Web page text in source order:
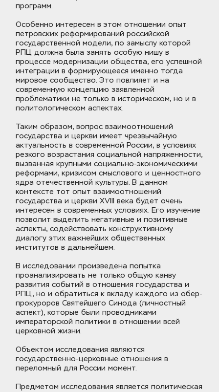
программ.
Особенно интересен в этом отношении опыт
петровских реформирований российской
государственной модели, по замыслу которой
РПЦ должна была занять особую нишу в
процессе модернизации общества, его успешной
интеграции в формирующееся именно тогда
мировое сообщество. Это повлияет и на
современную концепцию заявленной
проблематики не только в историческом, но и в
политологическом аспектах.
Таким образом, вопрос взаимоотношений
государства и церкви имеет чрезвычайную
актуальность в современной России, в условиях
резкого возрастания социальной напряженности,
вызванная крупными социально-экономическими
реформами, кризисом смыслового и ценностного
ядра отечественной культуры. В данном
контексте тот опыт взаимоотношений
государства и церкви XVIII века будет очень
интересен в современных условиях. Его изучение
позволит выделить негативные и позитивные
аспекты, содействовать конструктивному
диалогу этих важнейших общественных
институтов в дальнейшем.
В исследовании произведена попытка
проанализировать не только общую канву
развития событий в отношения государства и
РПЦ, но и обратиться к вкладу каждого из обер-
прокуроров Святейшего Синода (личностный
аспект), которые были проводниками
императорской политики в отношении всей
церковной жизни.
Объектом исследования являются
государственно-церковные отношения в
переломный для России момент.
Предметом исследования является политическая